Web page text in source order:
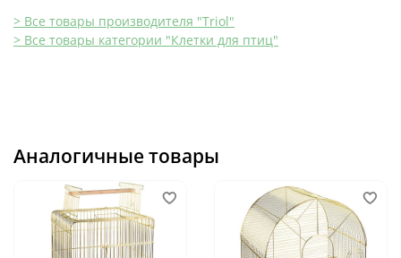
> Все товары производителя "Triol"
> Все товары категории "Клетки для птиц"
Аналогичные товары